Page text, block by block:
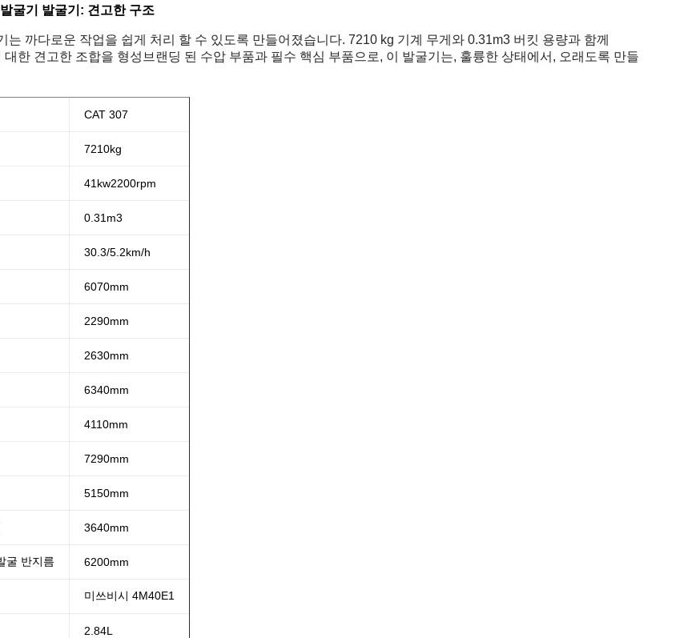
굴기 발굴기: 견고한 구조
는 까다로운 작업을 쉽게 처리 할 수 있도록 만들어졌습니다. 7210 kg 기계 무게와 0.31m3 버킷 용량과 함께
한 견고한 조합을 형성브랜딩 된 수압 부품과 필수 핵심 부품으로, 이 발굴기는, 훌륭한 상태에서, 오래도록 만들
CAT 307
7210kg
41 kw2200rpm
0.31m3
30.3/5.2km/h
6070mm
2290mm
2630mm
6340mm
4110mm
7290mm
5150mm
3640mm
굴 반지름 6200mm
미쓰비시 4M40E1
2.84L